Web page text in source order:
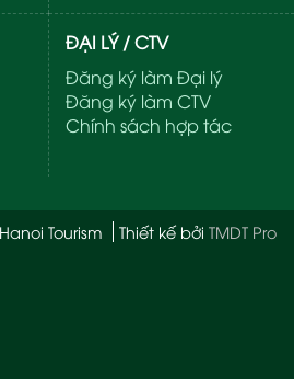
ĐẠI LÝ / CTV
Đăng ký làm Đại lý
Đăng ký làm CTV
Chính sách hợp tác
Tourism Thiết kế bởi TMDT Pro